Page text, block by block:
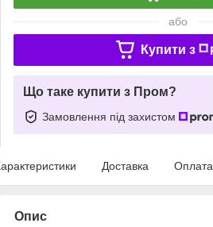
або
Купити з
Що таке купити з Пром?
Замовлення під захистом
Доставка Оплата
Опис